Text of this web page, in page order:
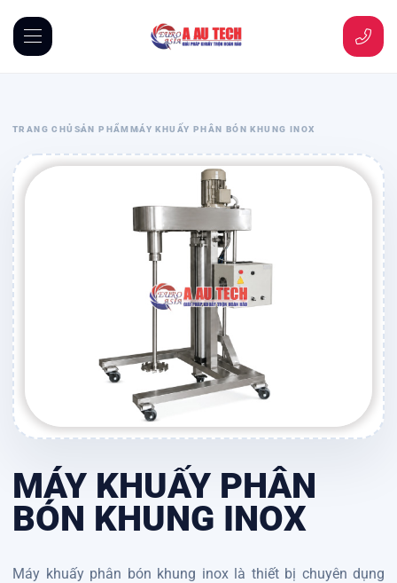
TRANG CHỦ SẢN PHẨM MÁY KHUẤY PHÂN BÓN KHUNG INOX
MÁY KHUẤY PHÂN
BÓN KHUNG INOX
Máy khuấy phân bón khung inox là thiết bị chuyên dụng